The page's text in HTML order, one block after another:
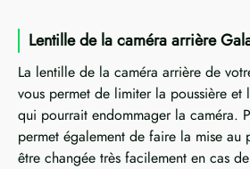
Lentille de la caméra arrière
La lentille de la caméra arrière de
vous permet de limiter la poussière et
qui pourrait endommager la caméra.
permet également de faire la mise au
être changée très facilement en cas